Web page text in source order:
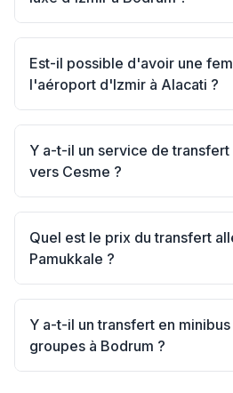
Est-il possible d'avoir une
l'aéroport d'Izmir à Alacati ?
Y a-t-il un service de
vers Cesme ?
Quel est le prix du transfert
Pamukkale ?
Y a-t-il un transfert en
groupes à Bodrum ?